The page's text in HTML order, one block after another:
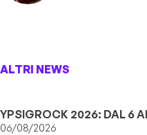
ALTRI NEWS
YPSIGROCK 2026: DAL 6
06/08/2026